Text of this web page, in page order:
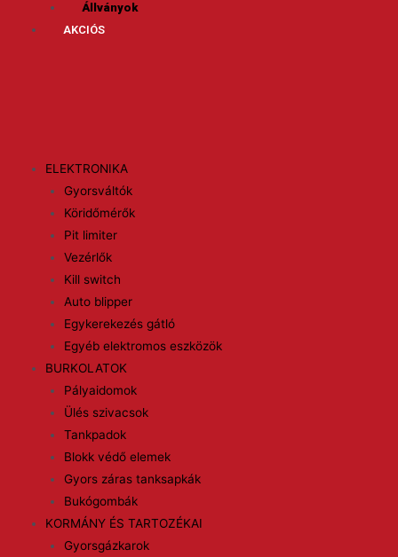
Állványok
AKCIÓS
ELEKTRONIKA
Gyorsváltók
Köridőmérők
Pit limiter
Vezérlők
Kill switch
Auto blipper
Egykerekezés gátló
Egyéb elektromos eszközök
BURKOLATOK
Pályaidomok
Ülés szivacsok
Tankpadok
Blokk védő elemek
Gyors záras tanksapkák
Bukógombák
KORMÁNY ÉS TARTOZÉKAI
Gyorsgázkarok